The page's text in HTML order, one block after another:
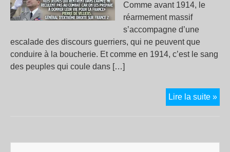
Comme avant 1914, le
réarmement massif
s’accompagne d’une
escalade des discours guerriers, qui ne peuvent que
conduire à la boucherie. Et comme en 1914, c’est le sang
des peuples qui coule dans […]
Lire la suite »
été